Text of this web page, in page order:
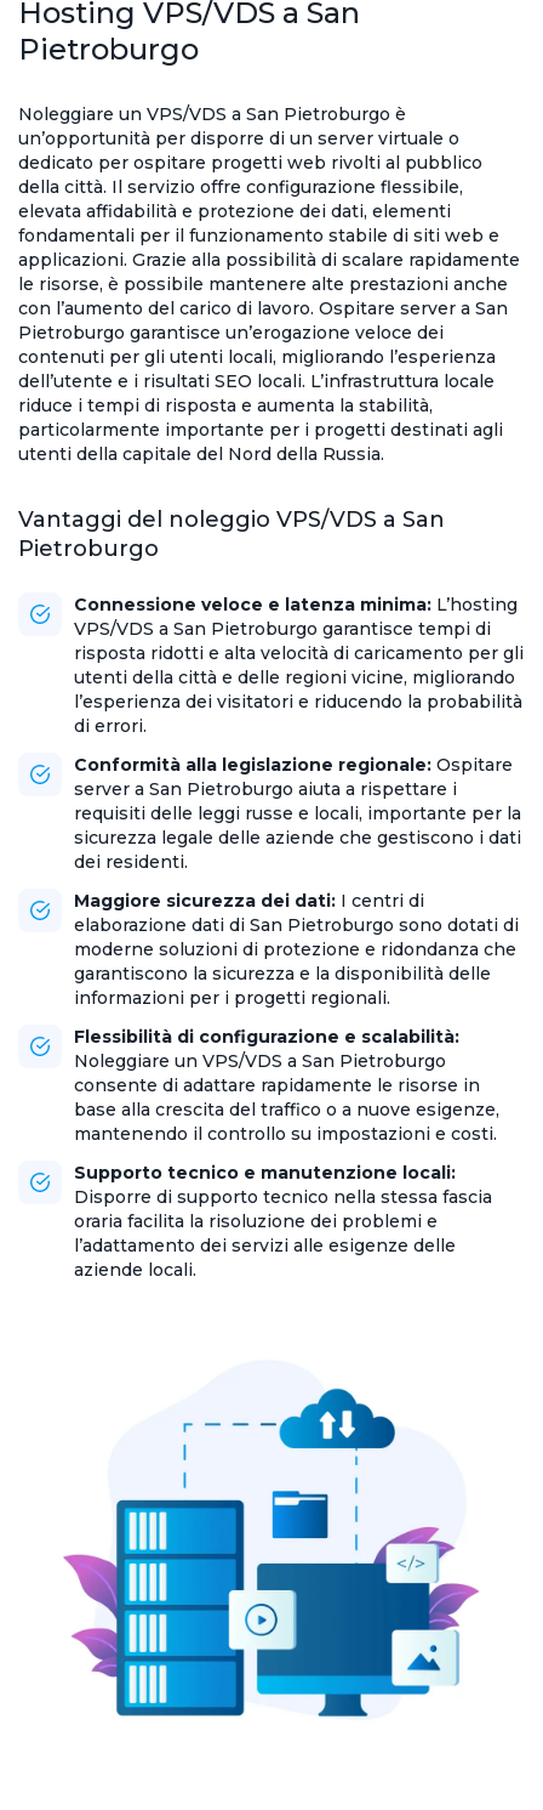
Hosting VPS/VDS a San
Pietroburgo
Noleggiare un VPS/VDS a San Pietroburgo è
un’opportunità per disporre di un server virtuale o
dedicato per ospitare progetti web rivolti al pubblico
della città. Il servizio offre configurazione flessibile,
elevata affidabilità e protezione dei dati, elementi
fondamentali per il funzionamento stabile di siti web e
applicazioni. Grazie alla possibilità di scalare rapidamente
le risorse, è possibile mantenere alte prestazioni anche
con l’aumento del carico di lavoro. Ospitare server a San
Pietroburgo garantisce un’erogazione veloce dei
contenuti per gli utenti locali, migliorando l’esperienza
dell’utente e i risultati SEO locali. L’infrastruttura locale
riduce i tempi di risposta e aumenta la stabilità,
particolarmente importante per i progetti destinati agli
utenti della capitale del Nord della Russia.
Vantaggi del noleggio VPS/VDS a San
Pietroburgo
Connessione veloce e latenza minima: L’hosting
VPS/VDS a San Pietroburgo garantisce tempi di
risposta ridotti e alta velocità di caricamento per gli
utenti della città e delle regioni vicine, migliorando
l’esperienza dei visitatori e riducendo la probabilità
di errori.
Conformità alla legislazione regionale: Ospitare
server a San Pietroburgo aiuta a rispettare i
requisiti delle leggi russe e locali, importante per la
sicurezza legale delle aziende che gestiscono i dati
dei residenti.
Maggiore sicurezza dei dati: I centri di
elaborazione dati di San Pietroburgo sono dotati di
moderne soluzioni di protezione e ridondanza che
garantiscono la sicurezza e la disponibilità delle
informazioni per i progetti regionali.
Flessibilità di configurazione e scalabilità:
Noleggiare un VPS/VDS a San Pietroburgo
consente di adattare rapidamente le risorse in
base alla crescita del traffico o a nuove esigenze,
mantenendo il controllo su impostazioni e costi.
Supporto tecnico e manutenzione locali:
Disporre di supporto tecnico nella stessa fascia
oraria facilita la risoluzione dei problemi e
l’adattamento dei servizi alle esigenze delle
aziende locali.